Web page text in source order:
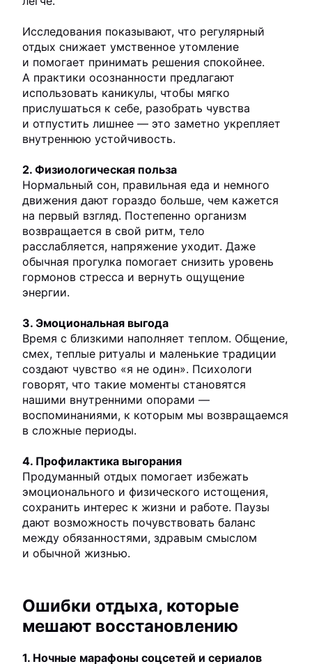
Исследования показывают, что регулярный
отдых снижает умственное утомление
и помогает принимать решения спокойнее.
А практики осознанности предлагают
использовать каникулы, чтобы мягко
прислушаться к себе, разобрать чувства
и отпустить лишнее — это заметно укрепляет
внутреннюю устойчивость.
2. Физиологическая польза
Нормальный сон, правильная еда и немного
движения дают гораздо больше, чем кажется
на первый взгляд. Постепенно организм
возвращается в свой ритм, тело
расслабляется, напряжение уходит. Даже
обычная прогулка помогает снизить уровень
гормонов стресса и вернуть ощущение
энергии.
3. Эмоциональная выгода
Время с близкими наполняет теплом. Общение,
смех, теплые ритуалы и маленькие традиции
создают чувство «я не один». Психологи
говорят, что такие моменты становятся
нашими внутренними опорами —
воспоминаниями, к которым мы возвращаемся
в сложные периоды.
4. Профилактика выгорания
Продуманный отдых помогает избежать
эмоционального и физического истощения,
сохранить интерес к жизни и работе. Паузы
дают возможность почувствовать баланс
между обязанностями, здравым смыслом
и обычной жизнью.
Ошибки отдыха, которые
мешают восстановлению
1. Ночные марафоны соцсетей и сериалов